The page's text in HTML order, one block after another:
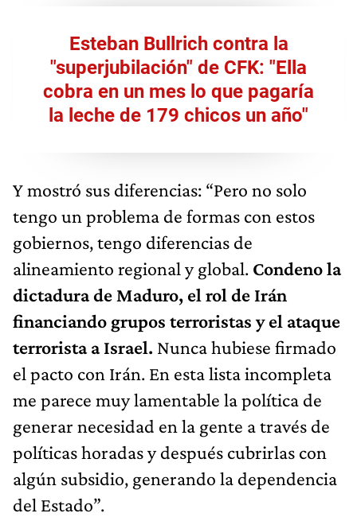
Esteban Bullrich contra la
"superjubilación" de CFK: "Ella
cobra en un mes lo que pagaría
la leche de 179 chicos un año"
Y mostró sus diferencias: “Pero no solo
tengo un problema de formas con estos
gobiernos, tengo diferencias de
alineamiento regional y global. Condeno la
dictadura de Maduro, el rol de Irán
financiando grupos terroristas y el ataque
terrorista a Israel. Nunca hubiese firmado
el pacto con Irán. En esta lista incompleta
me parece muy lamentable la política de
generar necesidad en la gente a través de
políticas horadas y después cubrirlas con
algún subsidio, generando la dependencia
del Estado”.